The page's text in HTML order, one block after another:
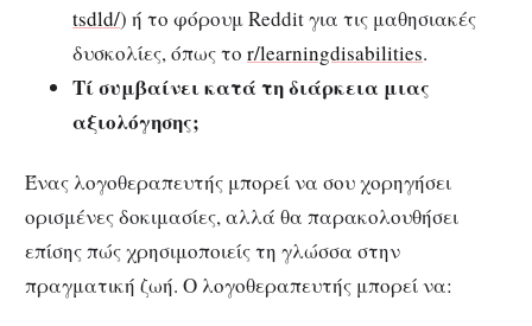
tsdld/) ή το φόρουμ Reddit για τις μαθησιακές
δυσκολίες, όπως το r/learningdisabilities.
Τί συμβαίνει κατά τη διάρκεια μιας
αξιολόγησης;
Ένας λογοθεραπευτής μπορεί να σου χορηγήσει
ορισμένες δοκιμασίες, αλλά θα παρακολουθήσει
επίσης πώς χρησιμοποιείς τη γλώσσα στην
πραγματική ζωή. Ο λογοθεραπευτής μπορεί να: